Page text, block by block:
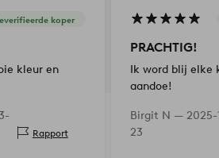
koper
kleur en
Rapport
PRACHTIG!
Ik word blij elke
aandoe!
Birgit N — 2025-
23